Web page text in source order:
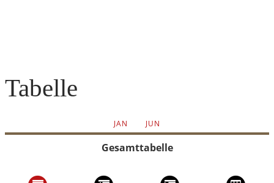
Tabelle
JAN JUN
Gesamttabelle